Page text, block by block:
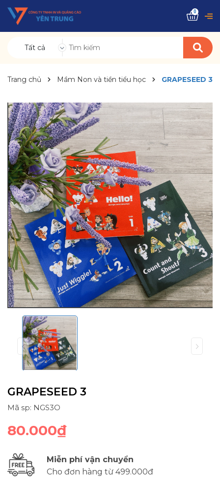
Tất cả
0
Trang chủ Mầm Non và tiền tiểu học GRAPESEED 3
GRAPESEED 3
Mã sp: NGS3O
80.000₫
Miễn phí vận chuyển
Cho đơn hàng từ 499.000đ